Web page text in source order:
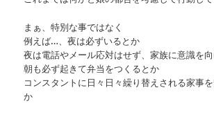
まぁ、特別な事ではなく
例えば…、夜は必ずいるとか
夜は電話やメール応対はせず、家族に意識を
朝も必ず起きて弁当をつくるとか
コンスタントに日々日々繰り替えされる家事
か